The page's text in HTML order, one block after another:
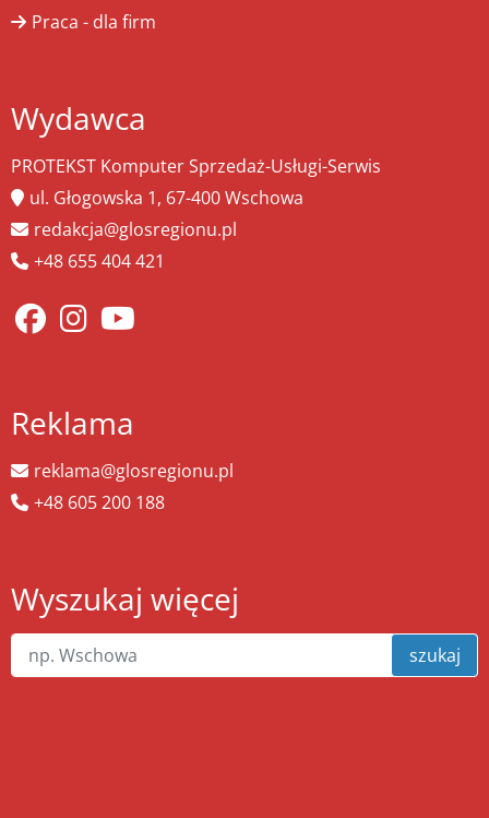
Praca - dla firm
Wydawca
PROTEKST Komputer Sprzedaż-Usługi-Serwis
ul. Głogowska 1, 67-400 Wschowa
redakcja@glosregionu.pl
+48 655 404 421
Reklama
reklama@glosregionu.pl
+48 605 200 188
Wyszukaj więcej
szukaj